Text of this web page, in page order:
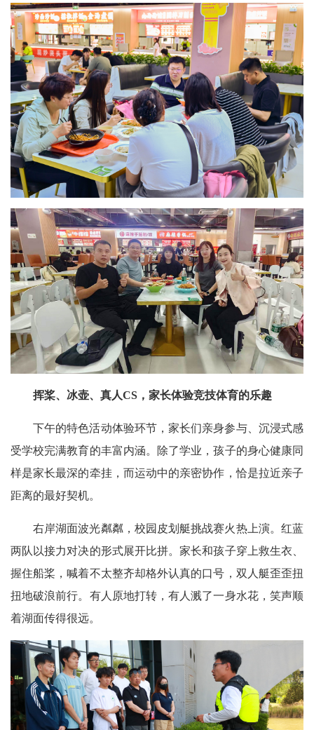
挥桨、 冰壶、 真人CS，家长体验竞技体育的乐趣
下午的特色活动体验环节，家长们亲身参与、沉浸式感
受学校完满教育的丰富内涵。除了学业，孩子的身心健康同
样是家长最深的牵挂，而运动中的亲密协作，恰是拉近亲子
距离的最好契机。
右岸湖面波光粼粼，校园皮划艇挑战赛火热上演。红蓝
两队以接力对决的形式展开比拼。家长和孩子穿上救生衣、
握住船桨，喊着不太整齐却格外认真的口号，双人艇歪歪扭
扭地破浪前行。有人原地打转，有人溅了一身水花，笑声顺
着湖面传得很远。